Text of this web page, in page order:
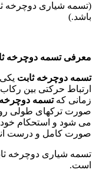
(تسمه شیاری دوچرخه
باشد.)
معرفی تسمه دوچرخه
تسمه دوچرخه ثابت
ارتباط حرکتی بین
زمانی کهتسمه دوچرخه
صورت ترکهای طولی روی
می شود و استحکام
صورت کامل و درست
تسمه شیاری دوچرخه
است.